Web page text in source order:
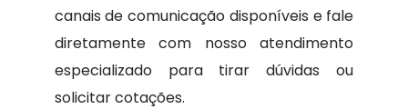
canais de comunicação disponíveis e fale
diretamente com nosso atendimento
especializado para tirar dúvidas ou
solicitar cotações.